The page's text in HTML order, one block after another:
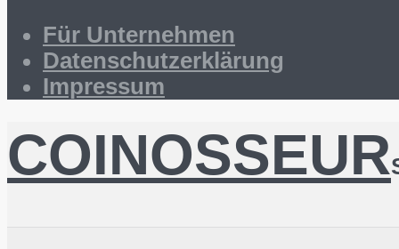
Für Unternehmen
Datenschutzerklärung
Impressum
COINOSSEUR